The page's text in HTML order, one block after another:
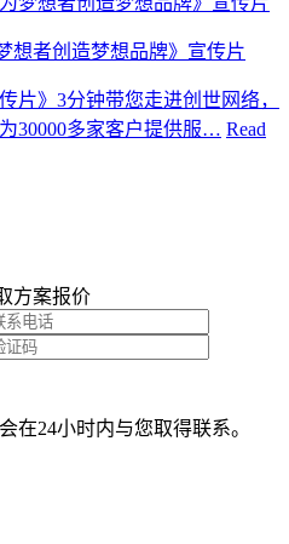
想者创造梦想品牌》宣传片
片》3分钟带您走进创世网络，
30000多家客户提供服… Read
方案报价
在24小时内与您取得联系。